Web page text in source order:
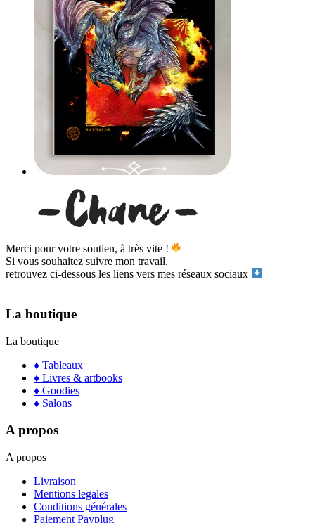
Merci pour votre soutien, à très vite !
Si vous souhaitez suivre mon travail,
retrouvez ci-dessous les liens vers mes réseaux sociaux
La boutique
La boutique
♦ Tableaux
♦ Livres & artbooks
♦ Goodies
♦ Salons
A propos
A propos
Livraison
Mentions legales
Conditions générales
Paiement Payplug